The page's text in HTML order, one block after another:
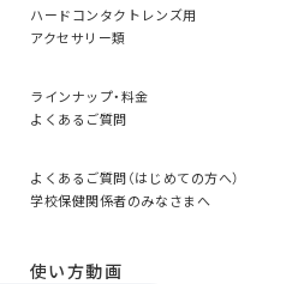
ハードコンタクトレンズ用
アクセサリー類
ラインナップ・料金
よくあるご質問
よくあるご質問（はじめての方へ）
学校保健関係者のみなさまへ
使い方動画